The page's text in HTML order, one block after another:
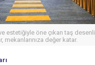
ve estetiğiyle öne çıkan taş desenli
mekanlarınıza değer katar.